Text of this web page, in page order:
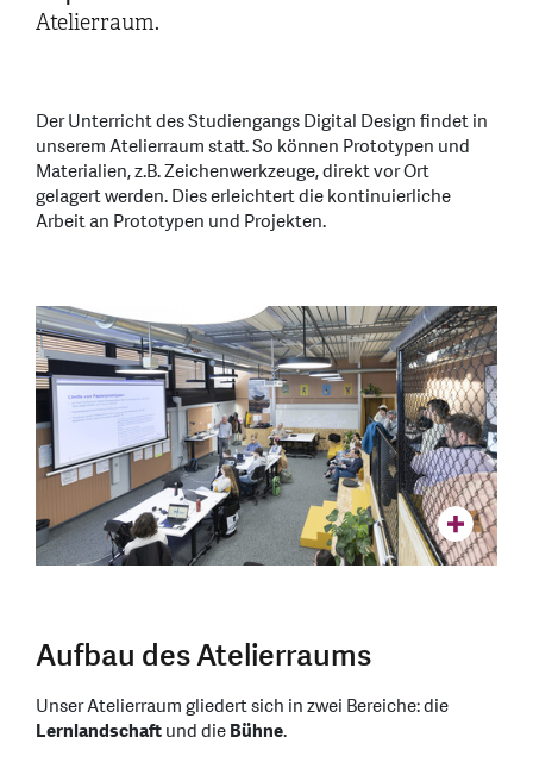
Atelierraum.
Der Unterricht des Studiengangs Digital Design findet in
unserem Atelierraum statt. So können Prototypen und
Materialien, z.B. Zeichenwerkzeuge, direkt vor Ort
gelagert werden. Dies erleichtert die kontinuierliche
Arbeit an Prototypen und Projekten.
Aufbau des Atelierraums
Unser Atelierraum gliedert sich in zwei Bereiche: die
Lernlandschaftund dieBühne.